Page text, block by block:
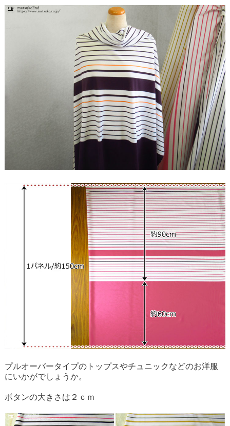
プルオーバータイプのトップスやチュニックなどのお洋服
にいかがでしょうか。
ボタンの大きさは２ｃｍ